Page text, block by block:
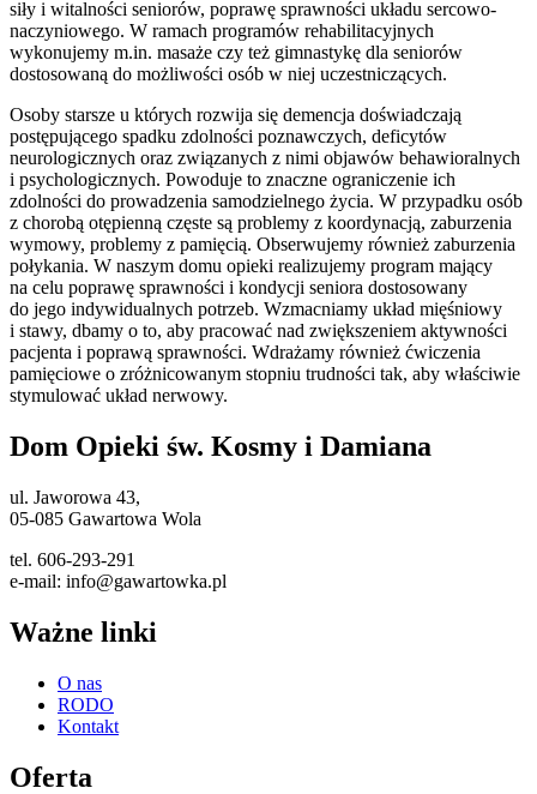
siły i witalności seniorów, poprawę sprawności układu sercowo-
naczyniowego. W ramach programów rehabilitacyjnych
wykonujemy m.in. masaże czy też gimnastykę dla seniorów
dostosowaną do możliwości osób w niej uczestniczących.
Osoby starsze u których rozwija się demencja doświadczają
postępującego spadku zdolności poznawczych, deficytów
neurologicznych oraz związanych z nimi objawów behawioralnych
i psychologicznych. Powoduje to znaczne ograniczenie ich
zdolności do prowadzenia samodzielnego życia. W przypadku osób
z chorobą otępienną częste są problemy z koordynacją, zaburzenia
wymowy, problemy z pamięcią. Obserwujemy również zaburzenia
połykania. W naszym domu opieki realizujemy program mający
na celu poprawę sprawności i kondycji seniora dostosowany
do jego indywidualnych potrzeb. Wzmacniamy układ mięśniowy
i stawy, dbamy o to, aby pracować nad zwiększeniem aktywności
pacjenta i poprawą sprawności. Wdrażamy również ćwiczenia
pamięciowe o zróżnicowanym stopniu trudności tak, aby właściwie
stymulować układ nerwowy.
Dom Opieki św. Kosmy i Damiana
ul. Jaworowa 43,
05-085 Gawartowa Wola
tel. 606-293-291
e-mail: info@gawartowka.pl
Ważne linki
O nas
RODO
Kontakt
Oferta